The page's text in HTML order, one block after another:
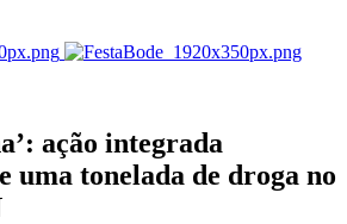
ação integrada
uma tonelada de droga no